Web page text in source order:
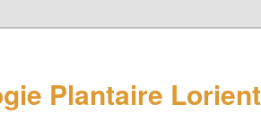
Plantaire Lorient